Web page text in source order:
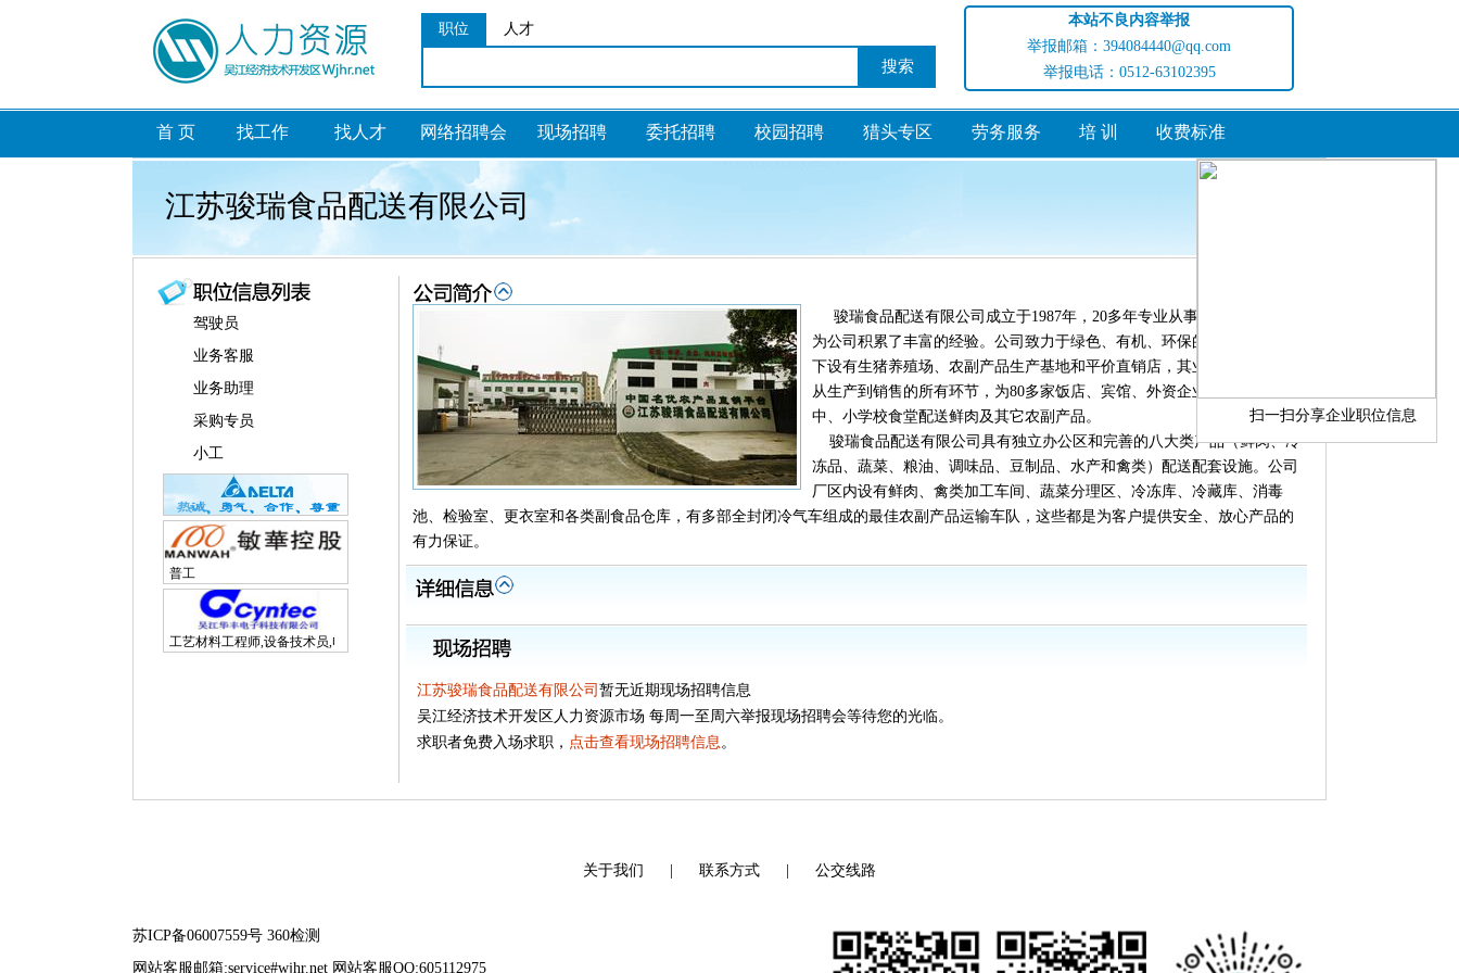
职位 人才
本站不良内容举报
举报邮箱：394084440@qq.com
举报电话：0512-63102395
首 页 找工作 找人才 网络招聘会 现场招聘 委托招聘 校园招聘 猎头专区 劳务服务 培 训 收费标准
江苏骏瑞食品配送有限公司
驾驶员
业务客服
业务助理
采购专员
小工
普工
工艺材料工程师,设备技术员,电子研发工程师
扫一扫分享企业职位信息
骏瑞食品配送有限公司成立于1987年，20多年专业从事农副产品经营
为公司积累了丰富的经验。公司致力于绿色、有机、环保的经营方向，现
下设有生猪养殖场、农副产品生产基地和平价直销店，其业务范围囊括了
从生产到销售的所有环节，为80多家饭店、宾馆、外资企业食堂和大、
中、小学校食堂配送鲜肉及其它农副产品。
骏瑞食品配送有限公司具有独立办公区和完善的八大类产品（鲜肉、冷
冻品、蔬菜、粮油、调味品、豆制品、水产和禽类）配送配套设施。公司
厂区内设有鲜肉、禽类加工车间、蔬菜分理区、冷冻库、冷藏库、消毒
池、检验室、更衣室和各类副食品仓库，有多部全封闭冷气车组成的最佳农副产品运输车队，这些都是为客户提供安全、放心产品的
有力保证。
江苏骏瑞食品配送有限公司 暂无近期现场招聘信息
吴江经济技术开发区人力资源市场 每周一至周六举报现场招聘会等待您的光临。
求职者免费入场求职， 点击查看现场招聘信息。
关于我们 联系方式 公交线路
苏ICP备06007559号 360检测
网站客服邮箱:service#wjhr.net 网站客服QQ:605112975